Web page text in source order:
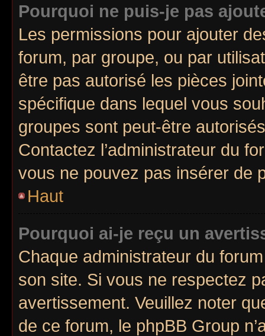
Pourquoi ne puis-je pas
Les permissions pour ajouter
forum, par groupe, ou par
être pas autorisé les pièces
spécifique dans lequel vous
groupes sont peut-être
Contactez l’administrateur du
vous ne pouvez pas insérer de
Haut
Pourquoi ai-je reçu un
Chaque administrateur du
son site. Si vous ne respectez
avertissement. Veuillez noter
de ce forum, le phpBB Group